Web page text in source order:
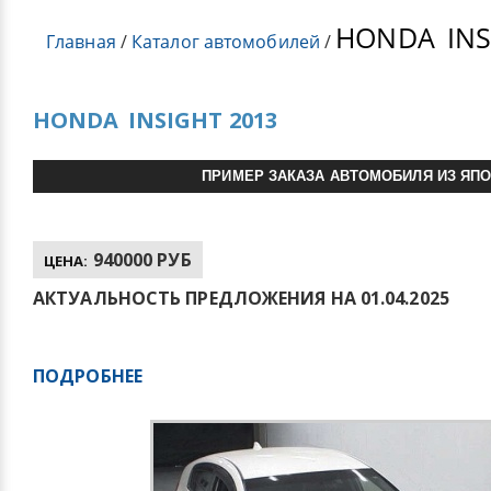
Главная / Каталог автомобилей / HONDA
HONDA INSIGHT 2013
ПРИМЕР ЗАКАЗА АВТОМОБИЛЯ ИЗ
ЦЕНА: 940000 РУБ
АКТУАЛЬНОСТЬ ПРЕДЛОЖЕНИЯ НА 01.04.2025
ПОДРОБНЕЕ